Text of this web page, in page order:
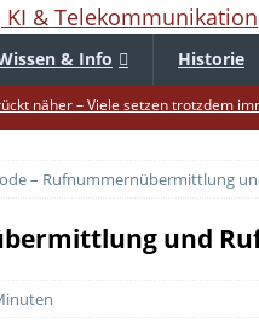
& Info Historie
näher – Viele setzen trotzdem
Kauf – Zu diesem Zeitpunkt sparen
auf die Mütze – Unklare
warnt – Raffinierte, neue WhatsApp-
– Rufnummernübermittlung
und